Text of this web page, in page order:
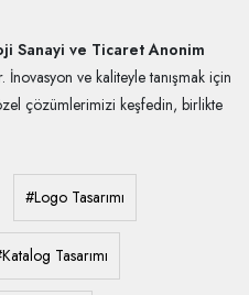
Sanayi ve Ticaret Anonim
İnovasyon ve kaliteyle tanışmak için
çözümlerimizi keşfedin, birlikte
#Logo Tasarımı
Tasarımı